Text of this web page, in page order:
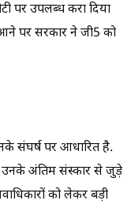
पर उपलब्ध करा दिया
पर सरकार ने जी5 को
संघर्ष पर आधारित है.
उनके अंतिम संस्कार से जुड़े
को लेकर बड़ी